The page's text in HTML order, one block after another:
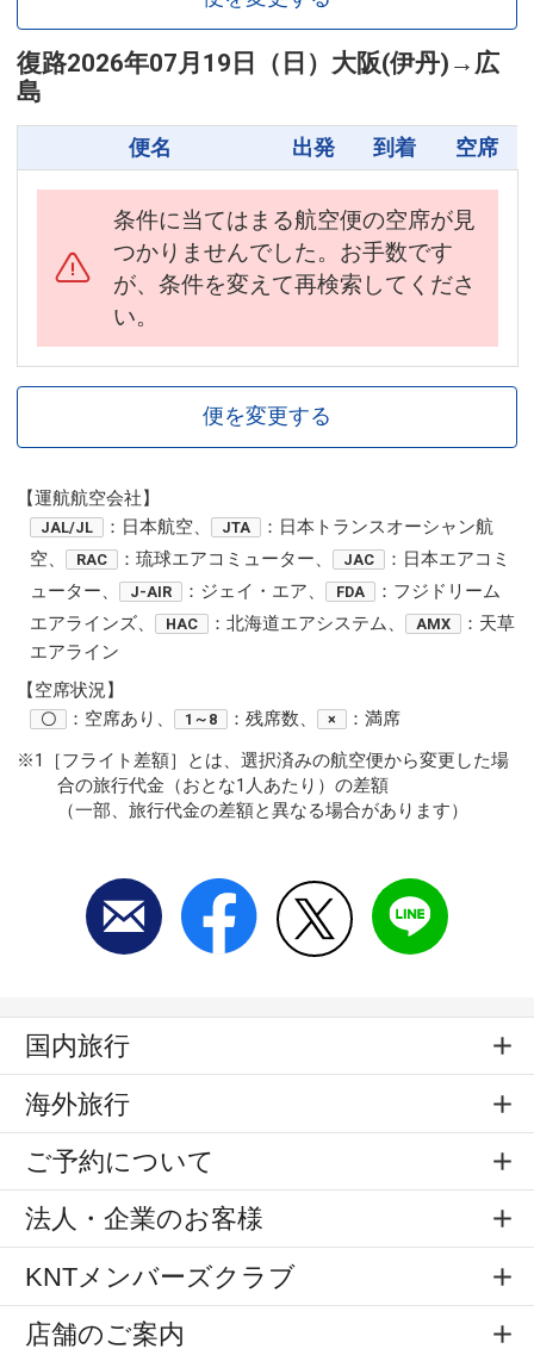
復路2026年07月19日（日） 大阪(伊丹) → 広
島
便名 出発 到着 空席
条件に当てはまる航空便の空席が見
つかりませんでした。お手数です
が、条件を変えて再検索してくださ
い。
便を変更する
【運航航空会社】
JAL/JL ：日本航空、 JTA
：日本トランスオーシャン航
空、
RAC ：琉球エアコミューター、 JAC
：日本エアコミ
ューター、
J-AIR ：ジェイ・エア、 FDA
：フジドリーム
エアラインズ、
HAC ：北海道エアシステム、 AMX
：天草
エアライン
【空席状況】
〇 ：空席あり、 1～8 ：残席数、 ×
：満席
※1［フライト差額］とは、選択済みの航空便から変更した場
合の旅行代金（おとな1人あたり）の差額
（一部、旅行代金の差額と異なる場合があります）
国内旅行
海外旅行
ご予約について
法人・企業のお客様
KNTメンバーズクラブ
店舗のご案内